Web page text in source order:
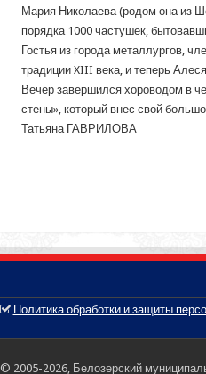
Мария Николаева (родом она из
порядка 1000 частушек,
Гостья из города металлургов,
традиции XIII века, и теперь
Вечер завершился хороводом в
стены», который внес свой
Татьяна ГАВРИЛОВА
Политика обработки и защиты
© 2005-2026, Белозерский